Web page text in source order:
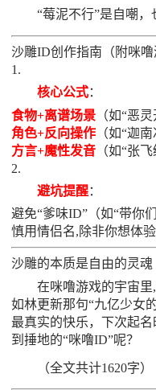
“莓泥不行”是自嘲，
沙雕ID创作指南（附咪噜
核心公式：
食物+离谱场景（如“恶灵
角色+反向操作（如“迦南
方言+魔性发音（如“张飞
避坑提醒：
避免“爹味ID”（如“带你
慎用情侣名,除非你想体
沙雕的本质是自由的灵魂
在咪噜游戏的宇宙
如林更新那句“九亿少女
最真实的快乐，下次起
到捶地的“咪噜ID”呢？
（全文共计1620字）